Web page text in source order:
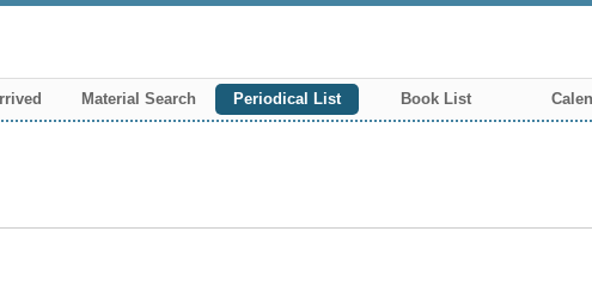
Material Search Periodical List Book List